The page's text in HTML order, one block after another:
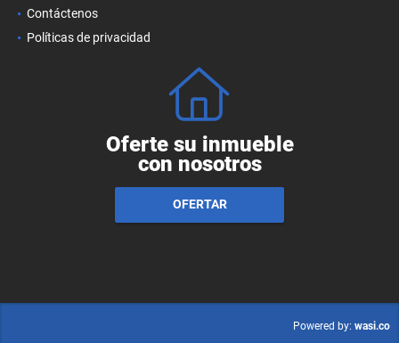
Contáctenos
Políticas de privacidad
Oferte su inmueble
con nosotros
OFERTAR
Powered by: wasi.co